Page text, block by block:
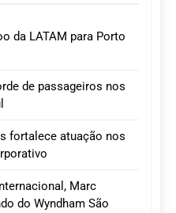
da LATAM para Porto
de passageiros nos
fortalece atuação nos
Marc
do Wyndham São